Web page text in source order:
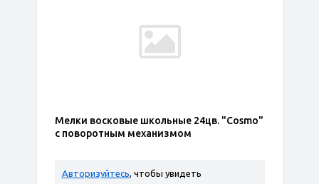
Мелки восковые школьные 24цв. "Cosmo"
с поворотным механизмом
Авторизуйтесь, чтобы увидеть